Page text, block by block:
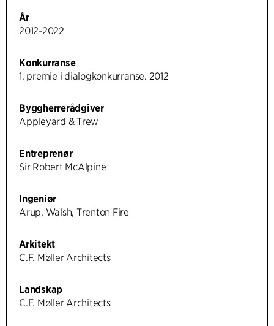
År
2012-2022
Konkurranse
1. premie i dialogkonkurranse. 2012
Byggherrerådgiver
Appleyard & Trew
Entreprenør
Sir Robert McAlpine
Ingeniør
Arup, Walsh, Trenton Fire
Arkitekt
C.F. Møller Architects
Landskap
C.F. Møller Architects